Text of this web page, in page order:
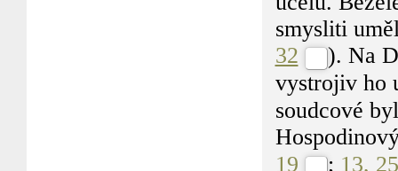
smysliti
32
). Na
vystrojiv ho
soudcové
19
; 13, 25